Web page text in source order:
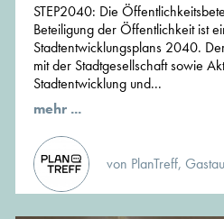
STEP2040: Die
Beteiligung der Öffentlichkeit ist
Stadtentwicklungsplans 2040.
mit der Stadtgesellschaft sowie
Stadtentwicklung und...
mehr ...
von PlanTreff,